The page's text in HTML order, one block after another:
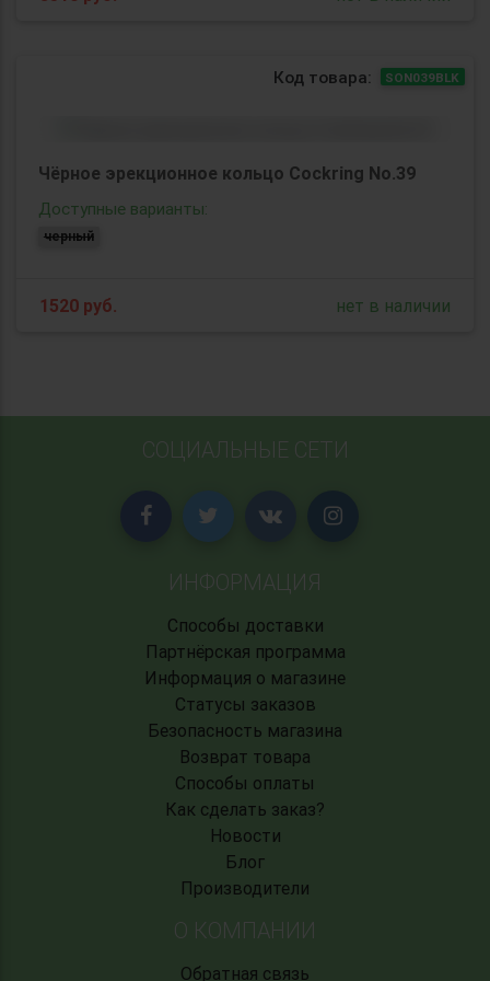
Код товара: SON039BLK
Чёрное эрекционное кольцо Cockring No.39
Доступные варианты:
черный
1520 руб. нет в наличии
СОЦИАЛЬНЫЕ СЕТИ
ИНФОРМАЦИЯ
Способы доставки
Партнёрская программа
Информация о магазине
Статусы заказов
Безопасность магазина
Возврат товара
Способы оплаты
Как сделать заказ?
Новости
Блог
Производители
О КОМПАНИИ
Обратная связь